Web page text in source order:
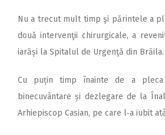
Nu a trecut mult timp şi părintele a
două intervenţii chirurgicale, a
iarăși la Spitalul de Urgenţă din Brăila.
Cu puțin timp înainte de a
binecuvântare și dezlegare de la
Arhiepiscop Casian, pe care l‑a iubit